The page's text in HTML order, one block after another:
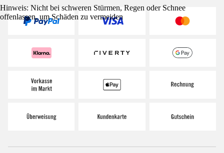
Hinweis: Nicht bei schweren Stürmen, Regen oder Schnee
offenlassen, um Schäden zu vermeiden